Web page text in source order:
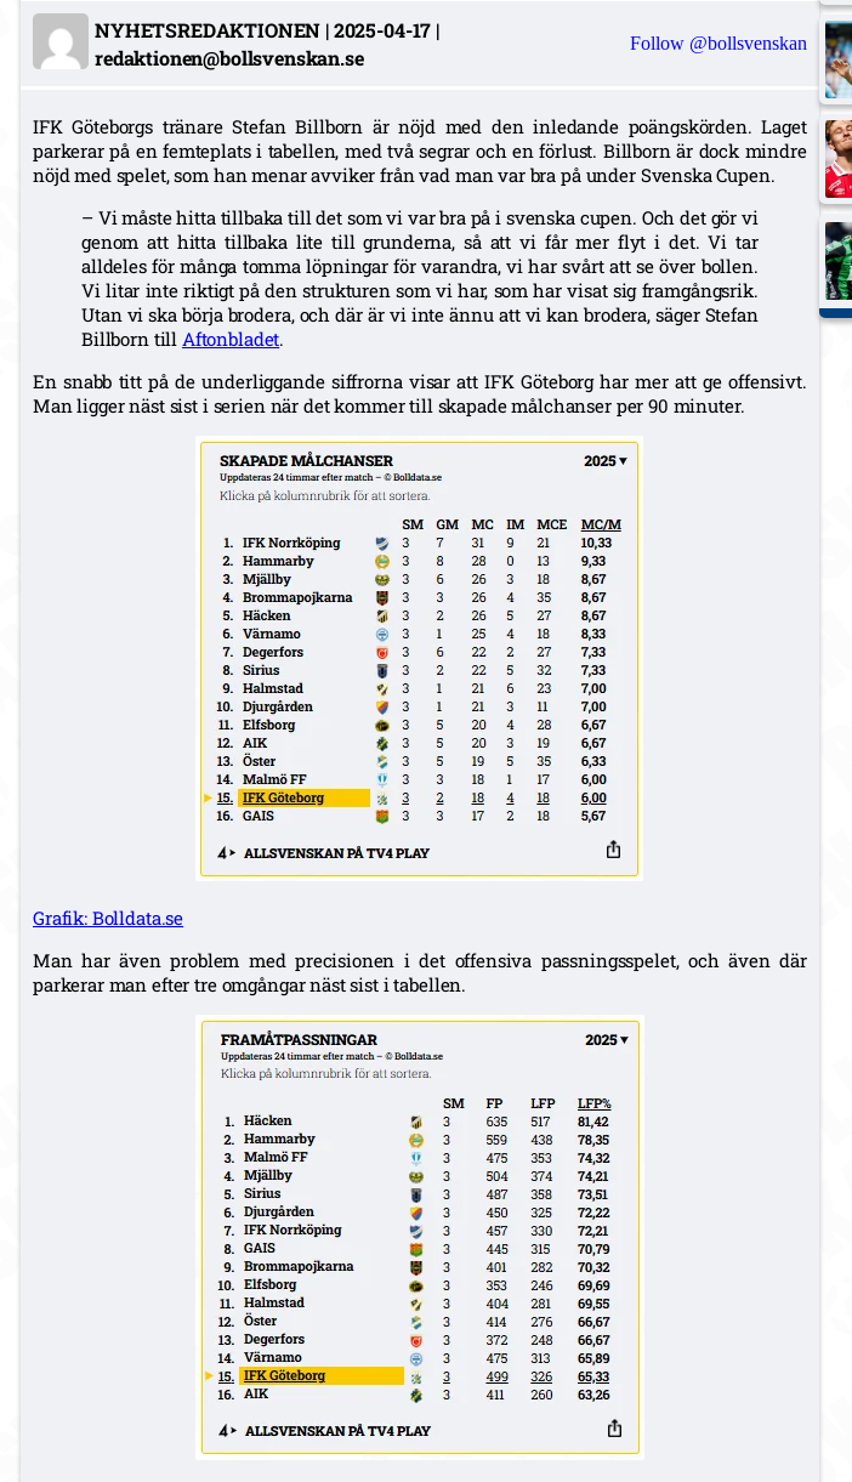
NYHETSREDAKTIONEN |2025-04-17 |
redaktionen@bollsvenskan.se
Follow @bollsvenskan
IFK Göteborgs tränare Stefan Billborn är nöjd med den inledande poängskörden. Laget
parkerar på en femteplats i tabellen, med två segrar och en förlust. Billborn är dock mindre
nöjd med spelet, som han menar avviker från vad man var bra på under Svenska Cupen.
– Vi måste hitta tillbaka till det som vi var bra på i svenska cupen. Och det gör vi
genom att hitta tillbaka lite till grunderna, så att vi får mer flyt i det. Vi tar
alldeles för många tomma löpningar för varandra, vi har svårt att se över bollen.
Vi litar inte riktigt på den strukturen som vi har, som har visat sig framgångsrik.
Utan vi ska börja brodera, och där är vi inte ännu att vi kan brodera, säger Stefan
Billborn till Aftonbladet.
En snabb titt på de underliggande siffrorna visar att IFK Göteborg har mer att ge offensivt.
Man ligger näst sist i serien när det kommer till skapade målchanser per 90 minuter.
Grafik: Bolldata.se
Man har även problem med precisionen i det offensiva passningsspelet, och även där
parkerar man efter tre omgångar näst sist i tabellen.